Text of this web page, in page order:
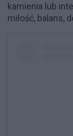
kamienia lub
miłość, balans,